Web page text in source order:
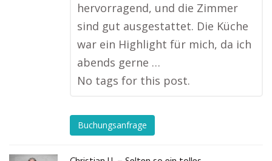
hervorragend, und die Zimmer
sind gut ausgestattet. Die Küche
war ein Highlight für mich, da ich
abends gerne …
No tags for this post.
Buchungsanfrage